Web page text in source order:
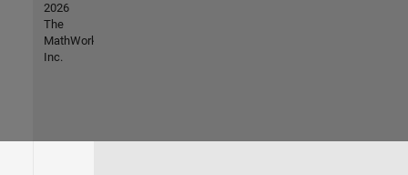
2026
The
MathWorks,
Inc.